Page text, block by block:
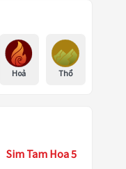
Hoả Thổ
Sim Tam Hoa 5